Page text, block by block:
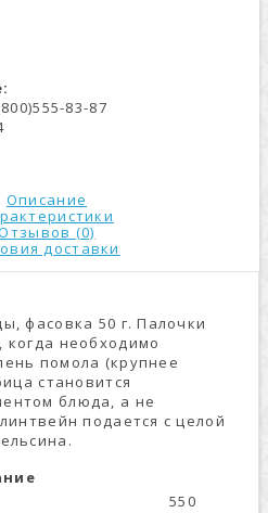
83-87
Описание
(0)
доставки
фасовка 50 г. Палочки
когда необходимо
помола (крупнее
становится
блюда, а не
подается с целой
550